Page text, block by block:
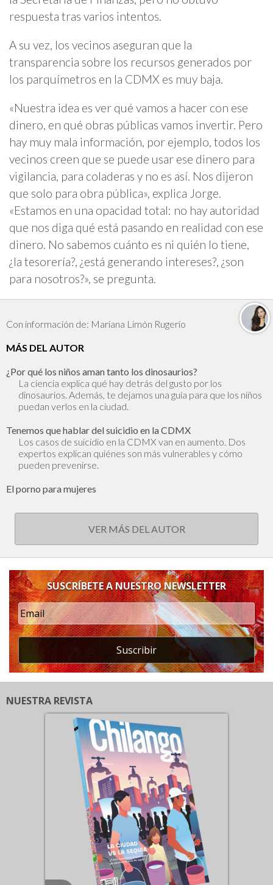
respuesta tras varios intentos.
A su vez, los vecinos aseguran que la
transparencia sobre los recursos generados por
los parquímetros en la CDMX es muy baja.
«Nuestra idea es ver qué vamos a hacer con ese
dinero, en qué obras públicas vamos invertir. Pero
hay muy mala información, por ejemplo, todos los
vecinos creen que se puede usar ese dinero para
vigilancia, para coladeras y no es así. Nos dijeron
que solo para obra pública», explica Jorge.
«Estamos en una opacidad total: no hay autoridad
que nos diga qué está pasando en realidad con ese
dinero. No sabemos cuánto es ni quién lo tiene,
¿la tesorería?, ¿está generando intereses?, ¿son
para nosotros?», se pregunta.
Con información de: Mariana Limón Rugerio
MÁS DEL AUTOR
¿Por qué los niños aman tanto los dinosaurios?
La ciencia explica qué hay detrás del gusto por los
dinosaurios. Además, te dejamos una guía para que los niños
puedan verlos en la ciudad.
Tenemos que hablar del suicidio en la CDMX
Los casos de suicidio en la CDMX van en aumento. Dos
expertos explican quiénes son más vulnerables y cómo
pueden prevenirse.
El porno para mujeres
VER MÁS DEL AUTOR
SUSCRÍBETE A NUESTRO NEWSLETTER
Suscribir
NUESTRA REVISTA